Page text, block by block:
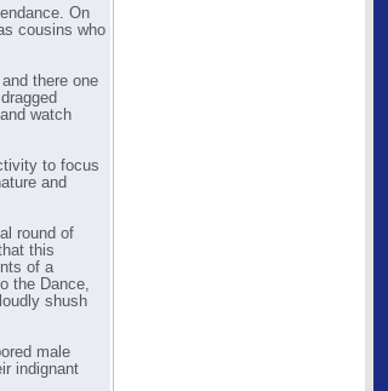
On
cousins who
there one
watch
to focus
and
round of
this
of a
the Dance,
shush
male
indignant